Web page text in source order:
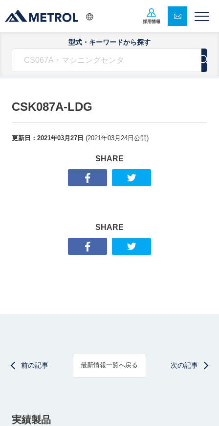
採用情報
型式・キーワードから探す
CSK087A-LDG
更新日： 2021年03月27日 (2021年03月24日 公開)
SHARE
SHARE
前の記事 最新情報一覧へ戻る 次の記事
実績製品